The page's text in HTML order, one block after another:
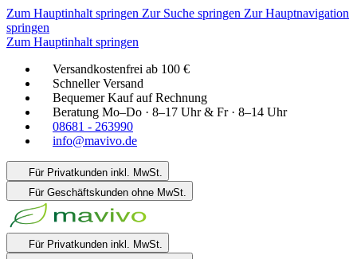
Zum Hauptinhalt springen Zur Suche springen Zur Hauptnavigation
springen
Zum Hauptinhalt springen
Versandkostenfrei ab 100 €
Schneller Versand
Bequemer Kauf auf Rechnung
Beratung Mo–Do · 8–17 Uhr & Fr · 8–14 Uhr
08681 - 263990
info@mavivo.de
Für Privatkunden inkl. MwSt.
Für Geschäftskunden ohne MwSt.
Für Privatkunden inkl. MwSt.